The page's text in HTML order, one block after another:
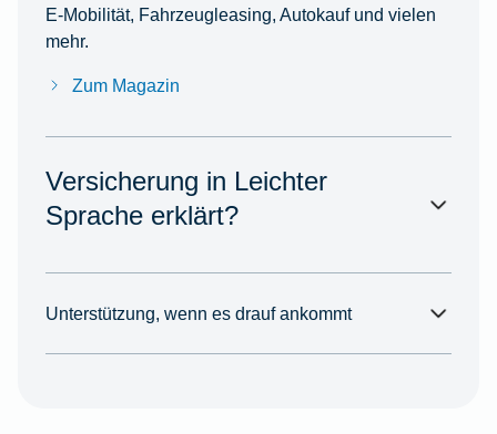
E-Mobilität, Fahrzeugleasing, Autokauf und vielen
mehr.
Zum Magazin
Versicherung in Leichter
Sprache erklärt?
Unterstützung, wenn es drauf ankommt